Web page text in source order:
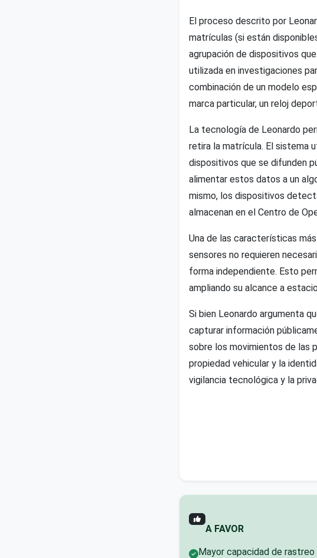
El proceso descrito por
matrículas (si están
agrupación de dispositivos
utilizada en investigaciones
combinación de un modelo
marca particular, un reloj
La tecnología de Leonardo
retira la matrícula. El sistema
dispositivos que se difunden
alimentar estos datos a un
mismo, los dispositivos
almacenan en el Centro de
Una de las características
sensores no requieren
forma independiente. Esto
ampliando su alcance a
Si bien Leonardo argumenta
capturar información
sobre los movimientos de las
propiedad vehicular y la
vigilancia tecnológica y la
A FAVOR
Mayor capacidad de